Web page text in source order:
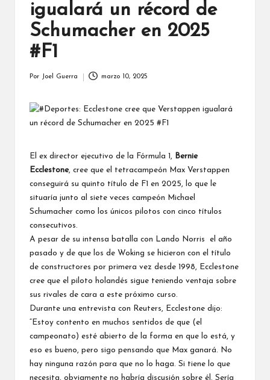
igualará un récord de
Schumacher en 2025
#F1
Por Joel Guerra marzo 10, 2025
El ex director ejecutivo de la Fórmula 1,
Bernie
Ecclestone, cree que el tetracampeón
Max Verstappen
conseguirá su quinto título de F1 en 2025, lo que le
situaría junto al siete veces campeón
Michael
Schumacher como los únicos pilotos con cinco títulos
consecutivos.
A pesar de su intensa batalla con
Lando Norris el año
pasado y de que los de Woking se hicieron con el título
de constructores por primera vez desde 1998, Ecclestone
cree que el piloto holandés sigue teniendo ventaja sobre
sus rivales de cara a este próximo curso.
Durante una entrevista con Reuters, Ecclestone dijo:
“Estoy contento en muchos sentidos de que (el
campeonato) esté abierto de la forma en que lo está, y
eso es bueno, pero sigo pensando que Max ganará. No
hay ninguna razón para que no lo haga. Si tiene lo que
necesita, obviamente no habría discusión sobre él. Sería